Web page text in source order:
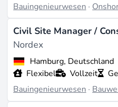
Bauingenieurwesen ·
Civil Site Manager /
Nordex
Hamburg, Deutschland
Flexibel
Vollzeit
Bauingenieurwesen ·